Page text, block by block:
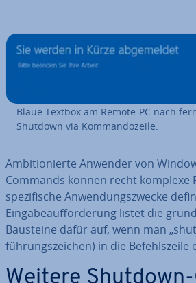
Blaue Textbox am Remote-PC nach
Shutdown via Kom­man­do­zei­le.
Am­bi­tio­nier­te Anwender von
Commands können recht komplexe
spe­zi­fi­sche An­wen­dungs­zwe­cke
Ein­ga­be­auf­for­de­rung listet die
Bausteine dafür auf, wenn man
füh­rungs­zei­chen) in die Be­fehls­zei­le
Weitere